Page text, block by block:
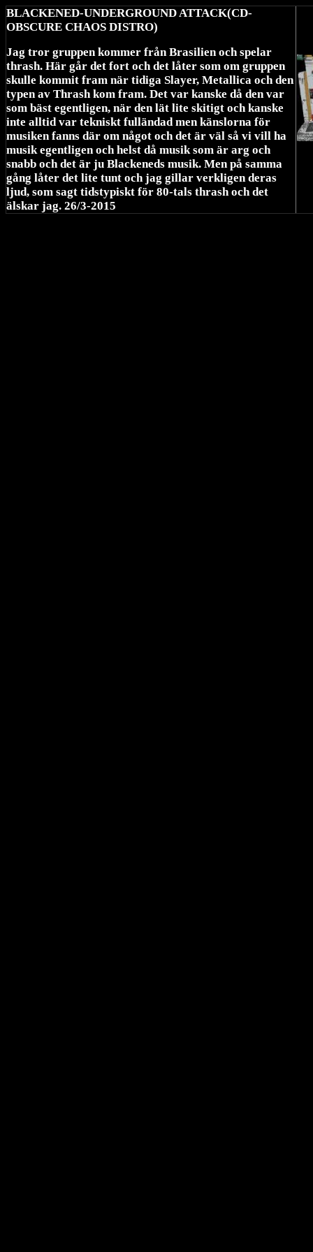
BLACKENED-UNDERGROUND ATTACK(CD-
OBSCURE CHAOS DISTRO)
Jag tror gruppen kommer från Brasilien och spelar
thrash. Här går det fort och det låter som om gruppen
skulle kommit fram när tidiga Slayer, Metallica och den
typen av Thrash kom fram. Det var kanske då den var
som bäst egentligen, när den lät lite skitigt och kanske
inte alltid var tekniskt fulländad men känslorna för
musiken fanns där om något och det är väl så vi vill ha
musik egentligen och helst då musik som är arg och
snabb och det är ju Blackeneds musik. Men på samma
gång låter det lite tunt och jag gillar verkligen deras
ljud, som sagt tidstypiskt för 80-tals thrash och det
älskar jag. 26/3-2015